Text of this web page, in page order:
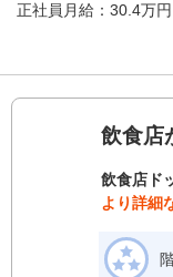
正社員月給：30.4万
飲食店
飲食店ド
より詳細